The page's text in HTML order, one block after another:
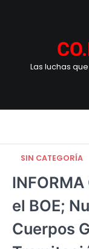
Las luchas
SIN CATEGORÍA
el BOE;
Cuerpos